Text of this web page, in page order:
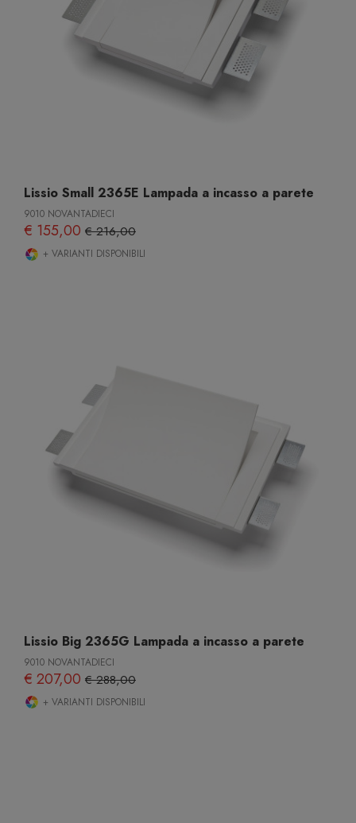
Lissio Small 2365E Lampada a incasso a parete
9010 NOVANTADIECI
€ 155,00 € 216,00
+ VARIANTI DISPONIBILI
Lissio Big 2365G Lampada a incasso a parete
9010 NOVANTADIECI
€ 207,00 € 288,00
+ VARIANTI DISPONIBILI